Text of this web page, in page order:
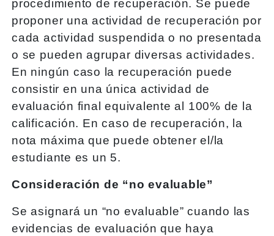
procedimiento de recuperación. Se puede
proponer una actividad de recuperación por
cada actividad suspendida o no presentada
o se pueden agrupar diversas actividades.
En ningún caso la recuperación puede
consistir en una única actividad de
evaluación final equivalente al 100% de la
calificación. En caso de recuperación, la
nota máxima que puede obtener el/la
estudiante es un 5.
Consideración de “no evaluable”
Se asignará un “no evaluable” cuando las
evidencias de evaluación que haya